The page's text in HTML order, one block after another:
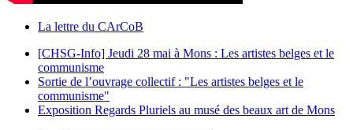
La lettre du CArCoB
[CHSG-Info] Jeudi 28 mai à Mons : Les artistes belges et le
communisme
Sortie de l’ouvrage collectif : "Les artistes belges et le
communisme"
Exposition Regards Pluriels au musé des beaux art de Mons